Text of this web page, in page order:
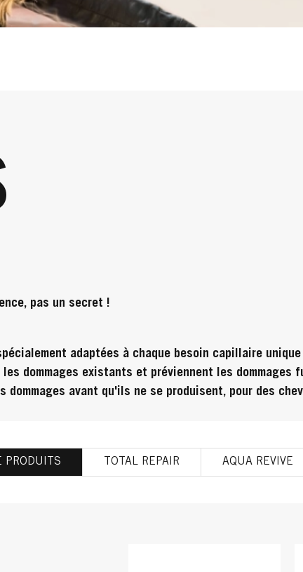
pas un secret !
adaptées à chaque besoin capillaire
dommages existants et préviennent les
dommages avant qu'ils ne se produisent, pour des
PRODUITS TOTAL REPAIR AQUA REVIVE